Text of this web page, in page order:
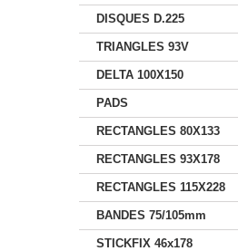
DISQUES D.225
TRIANGLES 93V
DELTA 100X150
PADS
RECTANGLES 80X133
RECTANGLES 93X178
RECTANGLES 115X228
BANDES 75/105mm
STICKFIX 46x178